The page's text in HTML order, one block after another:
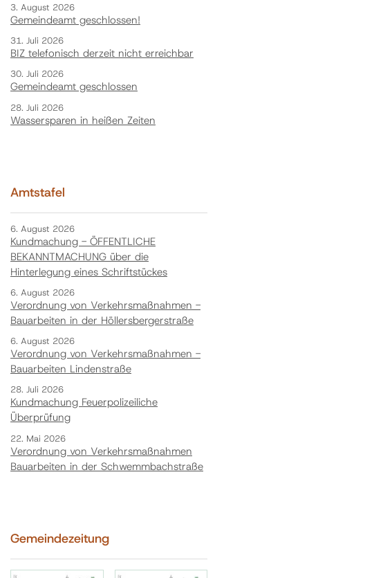
3. August 2026
Gemeindeamt geschlossen!
31. Juli 2026
BIZ telefonisch derzeit nicht erreichbar
30. Juli 2026
Gemeindeamt geschlossen
28. Juli 2026
Wassersparen in heißen Zeiten
Amtstafel
6. August 2026
Kundmachung - ÖFFENTLICHE
BEKANNTMACHUNG über die
Hinterlegung eines Schriftstückes
6. August 2026
Verordnung von Verkehrsmaßnahmen -
Bauarbeiten in der Höllersbergerstraße
6. August 2026
Verordnung von Verkehrsmaßnahmen -
Bauarbeiten Lindenstraße
28. Juli 2026
Kundmachung Feuerpolizeiliche
Überprüfung
22. Mai 2026
Verordnung von Verkehrsmaßnahmen
Bauarbeiten in der Schwemmbachstraße
Gemeindezeitung